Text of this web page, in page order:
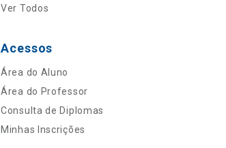
Ver Todos
Acessos
Área do Aluno
Área do Professor
Consulta de Diplomas
Minhas Inscrições